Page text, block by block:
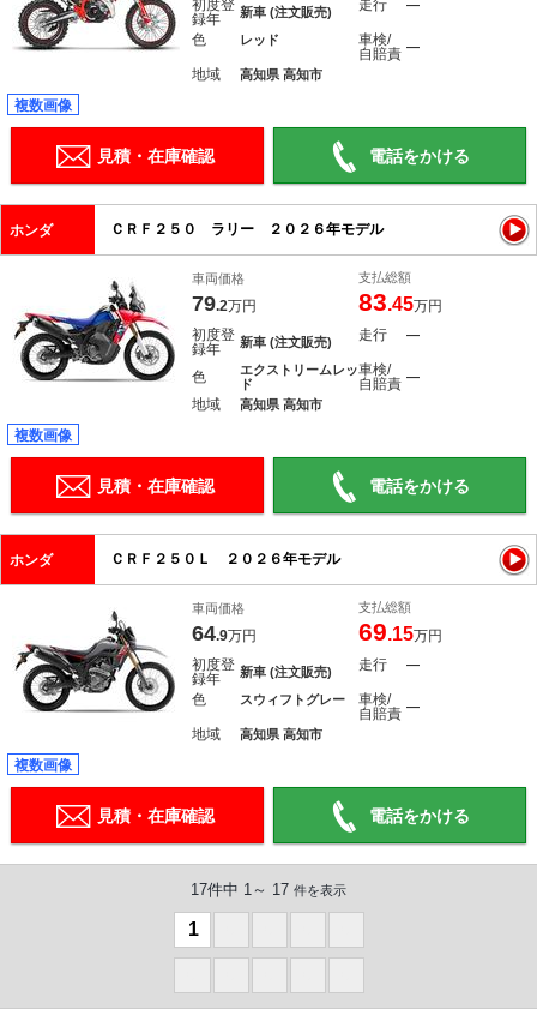
初度登
録年
新車 (注文販売) 走行 ―
色 レッド
車検/
自賠責 ―
地域 高知県 高知市
複数画像
見積・在庫確認 電話をかける
ホンダ ＣＲＦ２５０ ラリー ２０２６年モデル
車両価格
79.2万円
支払総額
83.45万円
初度登
録年
新車 (注文販売) 走行 ―
色
エクストリームレッ
ド
車検/
自賠責 ―
地域 高知県 高知市
複数画像
見積・在庫確認 電話をかける
ホンダ ＣＲＦ２５０Ｌ ２０２６年モデル
車両価格
64.9万円
支払総額
69.15万円
初度登
録年
新車 (注文販売) 走行 ―
色 スウィフトグレー
車検/
自賠責 ―
地域 高知県 高知市
複数画像
見積・在庫確認 電話をかける
17件中 1～ 17 件を表示
1